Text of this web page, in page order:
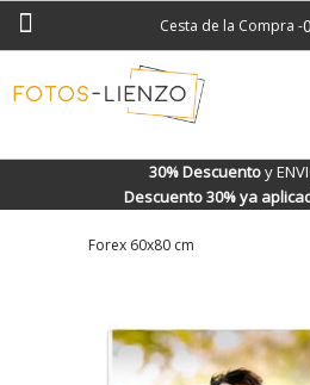
Cesta de la Compra -
30% Descuentoy
Descuento 30% ya
Forex 60x80 cm